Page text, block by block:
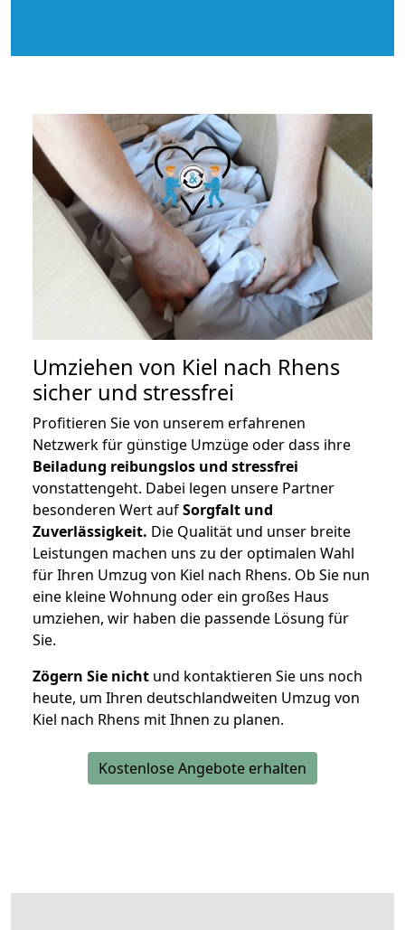
Umziehen von Kiel nach Rhens
sicher und stressfrei
Profitieren Sie von unserem erfahrenen
Netzwerk für günstige Umzüge oder dass ihre
Beiladung reibungslos und stressfrei
vonstattengeht. Dabei legen unsere Partner
besonderen Wert aufSorgfalt und
Zuverlässigkeit. Die Qualität und unser breite
Leistungen machen uns zu der optimalen Wahl
für Ihren Umzug von Kiel nach Rhens. Ob Sie nun
eine kleine Wohnung oder ein großes Haus
umziehen, wir haben die passende Lösung für
Sie.
Zögern Sie nicht und kontaktieren Sie uns noch
heute, um Ihren deutschlandweiten Umzug von
Kiel nach Rhens mit Ihnen zu planen.
Kostenlose Angebote erhalten